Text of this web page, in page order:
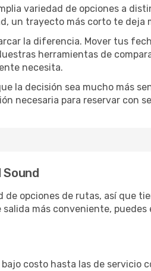
variedad de opciones a
un trayecto más corto te deja
la diferencia. Mover tus
herramientas de
necesita.
la decisión sea mucho más
necesaria para reservar con
opciones de rutas, así que
más conveniente,
costo hasta las de servicio